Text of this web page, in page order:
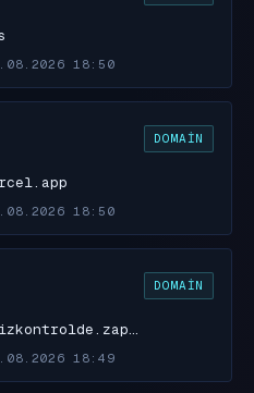
18:50
DOMAIN
18:50
DOMAIN
18:49